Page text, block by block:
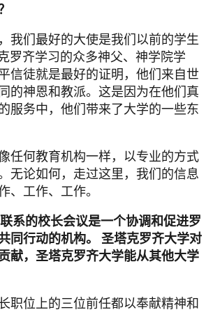
我们最好的大使是我们以前的学生
罗齐学习的众多神父、神学院学
信徒就是最好的证明，他们来自世
的神恩和教派。这是因为在他们真
服务中，他们带来了大学的一些东
任何教育机构一样，以专业的方式
无论如何，走过这里，我们的信息
、工作、工作。
系的校长会议是一个协调和促进罗
同行动的机构。 圣塔克罗齐大学对
献，圣塔克罗齐大学能从其他大学
职位上的三位前任都以奉献精神和